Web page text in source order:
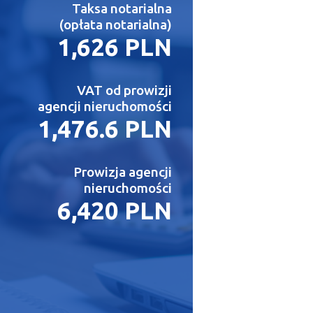
Taksa notarialna
(opłata notarialna)
1,626 PLN
VAT od prowizji
agencji nieruchomości
1,476.6 PLN
Prowizja agencji
nieruchomości
6,420 PLN